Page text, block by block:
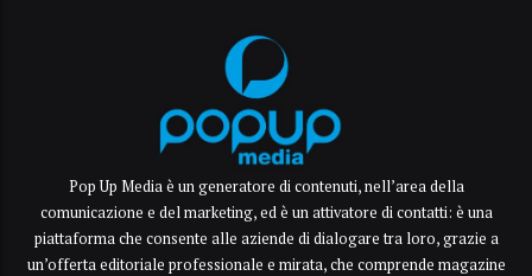
Pop Up Media è un generatore di contenuti, nell’area della
comunicazione e del marketing, ed è un attivatore di contatti: è una
piattaforma che consente alle aziende di dialogare tra loro, grazie a
un’offerta editoriale professionale e mirata, che comprende magazine